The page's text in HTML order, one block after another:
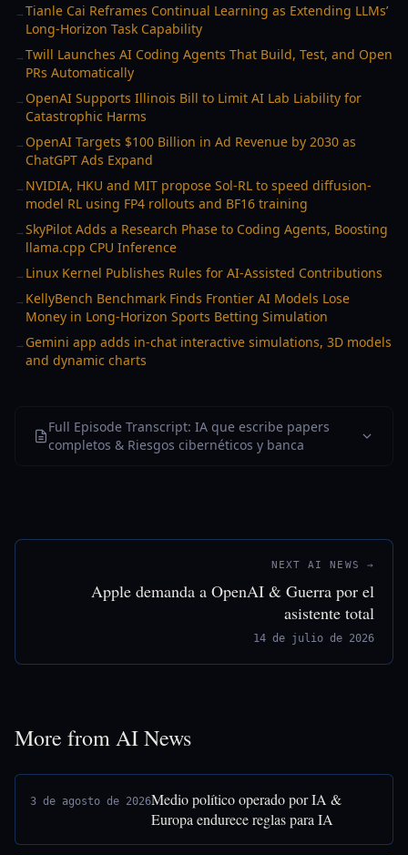
→Tianle Cai Reframes Continual Learning as Extending LLMs’
Long-Horizon Task Capability
→Twill Launches AI Coding Agents That Build, Test, and Open
PRs Automatically
→ OpenAI Supports Illinois Bill to Limit AI Lab Liability for
Catastrophic Harms
→ OpenAI Targets $100 Billion in Ad Revenue by 2030 as
ChatGPT Ads Expand
→ NVIDIA, HKU and MIT propose Sol-RL to speed diffusion-
model RL using FP4 rollouts and BF16 training
→SkyPilot Adds a Research Phase to Coding Agents, Boosting
llama.cpp CPU Inference
→ Linux Kernel Publishes Rules for AI-Assisted Contributions
→ KellyBench Benchmark Finds Frontier AI Models Lose
Money in Long-Horizon Sports Betting Simulation
→ Gemini app adds in-chat interactive simulations, 3D models
and dynamic charts
Full Episode Transcript: IA que escribe papers
completos & Riesgos cibernéticos y banca
NEXT AI NEWS →
Apple demanda a OpenAI & Guerra por el
asistente total
14 de julio de 2026
More from AI News
3 de agosto de 2026Medio político operado por IA &
Europa endurece reglas para IA